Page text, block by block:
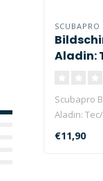
SCUBAPRO
Aladin:
Scubapro
Aladin:
€11,90